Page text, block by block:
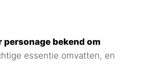
personage bekend om
essentie omvatten, en